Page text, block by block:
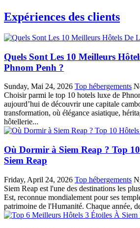
Expériences des clients
Quels Sont Les 10 Meilleurs
Phnom Penh ?
Sunday, Mai 24, 2026 Top hébergements
Choisir parmi le top 10 hotels luxe de
aujourd’hui de découvrir une capitale
transformation, où élégance asiatique,
hôtellerie...
Où Dormir à Siem Reap ? Top
Siem Reap
Friday, April 24, 2026 Top hébergements
Siem‎ Reap‎ est l'une des destinations les
Est, reconnue mondialement‎ pour ses
patrimoine de l'Humanité. Chaque année,